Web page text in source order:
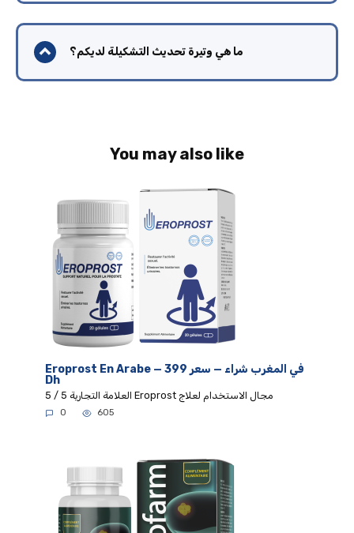
ما هي وتيرة تحديث التشكيلة لديكم؟
You may also like
Eroprost En Arabe — في المغرب شراء — سعر 399
Dh
5 / 5 العلامة التجارية Eroprost مجال الاستخدام لعلاج
0 605